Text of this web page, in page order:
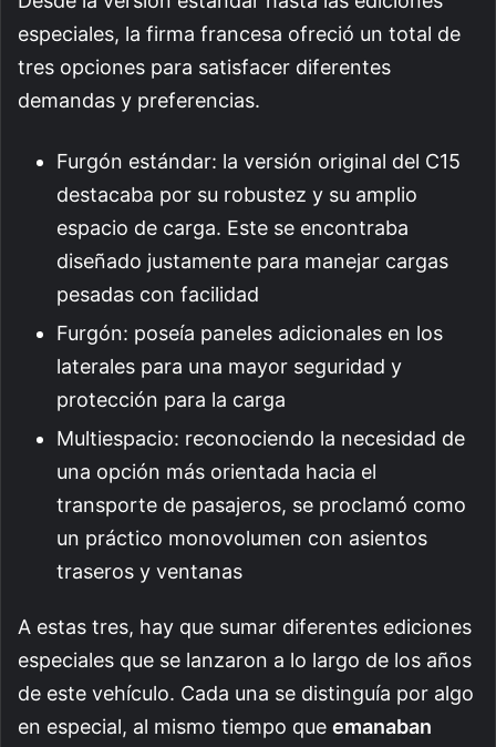
especiales, la firma francesa ofreció un total de
tres opciones para satisfacer diferentes
demandas y preferencias.
Furgón estándar: la versión original del C15
destacaba por su robustez y su amplio
espacio de carga. Este se encontraba
diseñado justamente para manejar cargas
pesadas con facilidad
Furgón: poseía paneles adicionales en los
laterales para una mayor seguridad y
protección para la carga
Multiespacio: reconociendo la necesidad de
una opción más orientada hacia el
transporte de pasajeros, se proclamó como
un práctico monovolumen con asientos
traseros y ventanas
A estas tres, hay que sumar diferentes ediciones
especiales que se lanzaron a lo largo de los años
de este vehículo. Cada una se distinguía por algo
en especial, al mismo tiempo que emanaban